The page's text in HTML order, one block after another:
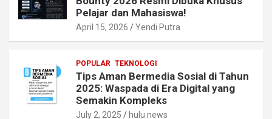
Pelajar dan Mahasiswa!
April 15, 2026 Yendi Putra
POPULAR TEKNOLOGI
Tips Aman Bermedia Sosial di Tahun
2025: Waspada di Era Digital yang
Semakin Kompleks
July 2, 2025 hulu news